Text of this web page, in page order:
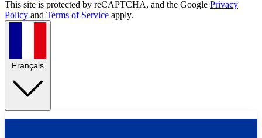
This site is protected by reCAPTCHA, and the Google Privacy
Policy and Terms of Service apply.
Français